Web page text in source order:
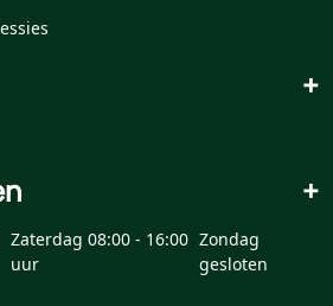
+
+
Zaterdag 08:00 - 16:00
uur
Zondag
gesloten